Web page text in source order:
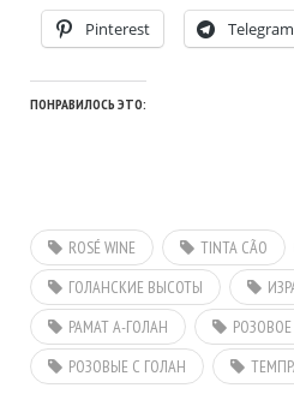
Pinterest Telegram
ПОНРАВИЛОСЬ ЭТО:
ROSÉ WINE TINTA CÃO
ГОЛАНСКИЕ ВЫСОТЫ
РАМАТ А-ГОЛАН
РОЗОВЫЕ С ГОЛАН